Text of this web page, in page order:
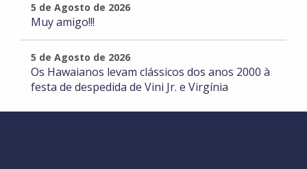
5 de Agosto de 2026
Muy amigo!!!
5 de Agosto de 2026
Os Hawaianos levam clássicos dos anos 2000 à
festa de despedida de Vini Jr. e Virgínia